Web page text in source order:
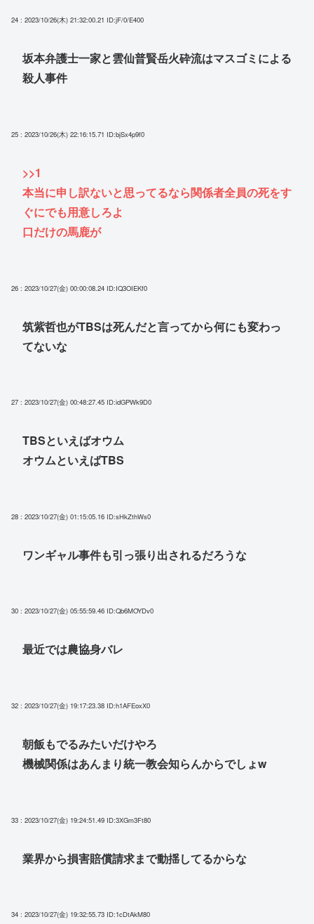
24 : 2023/10/26(木) 21:32:00.21 ID:jF/0/E400
坂本弁護士一家と雲仙普賢岳火砕流はマスゴミによる
殺人事件
25 : 2023/10/26(木) 22:16:15.71 ID:bjSx4p9f0
>>1
本当に申し訳ないと思ってるなら関係者全員の死をす
ぐにでも用意しろよ
口だけの馬鹿が
26 : 2023/10/27(金) 00:00:08.24 ID:IQ3OIEKf0
筑紫哲也がTBSは死んだと言ってから何にも変わっ
てないな
27 : 2023/10/27(金) 00:48:27.45 ID:idGPWk9D0
TBSといえばオウム
オウムといえばTBS
28 : 2023/10/27(金) 01:15:05.16 ID:sHkZthWs0
ワンギャル事件も引っ張り出されるだろうな
30 : 2023/10/27(金) 05:55:59.46 ID:Qb6MOYDv0
最近では農協身バレ
32 : 2023/10/27(金) 19:17:23.38 ID:h1AFEoxX0
朝飯もでるみたいだけやろ
機械関係はあんまり統一教会知らんからでしょw
33 : 2023/10/27(金) 19:24:51.49 ID:3XGm3Ft80
業界から損害賠償請求まで動揺してるからな
34 : 2023/10/27(金) 19:32:55.73 ID:1cDtAkM80